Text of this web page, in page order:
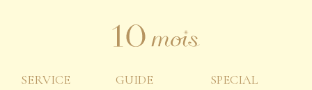
SERVICE GUIDE SPECIAL